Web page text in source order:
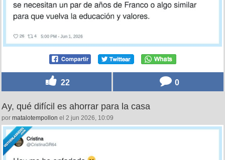
22 0
Ay, qué difícil es ahorrar para la casa
por matalotempollon el 2 jun 2026, 10:09